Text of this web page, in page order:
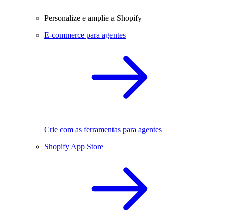
Personalize e amplie a Shopify
E-commerce para agentes
Crie com as ferramentas para agentes
Shopify App Store